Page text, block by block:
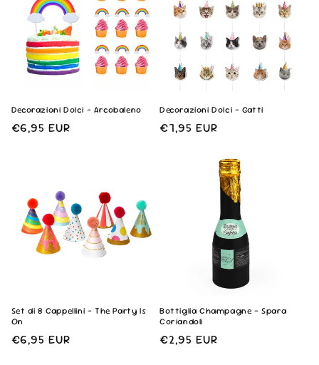
Decorazioni Dolci - Arcobaleno
Prezzo
€6,95 EUR
Decorazioni Dolci - Gatti
Prezzo
€7,95 EUR
Set di 8 Cappellini - The Party Is
On
Prezzo
€6,95 EUR
Bottiglia Champagne - Spara
Coriandoli
Prezzo
€2,95 EUR